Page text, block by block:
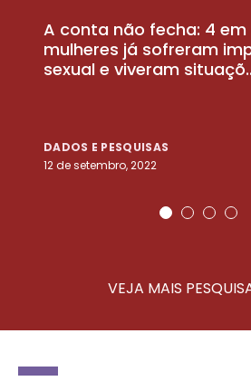
A conta não fecha: 4
mulheres já sofreram
sexual e viveram
DADOS E PESQUISAS
12 de setembro, 2022
VEJA MAIS